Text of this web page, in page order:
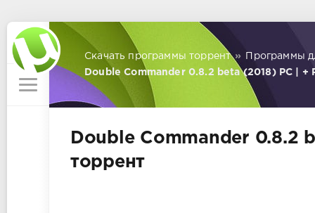
Скачать программы торрент »
Программы
Double Commander 0.8.2 beta (2018) PC | +
Double Commander 0.8.2
торрент